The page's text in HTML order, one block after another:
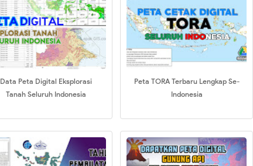
Data Peta Digital Eksplorasi
Tanah Seluruh Indonesia
Peta TORA Terbaru Lengkap Se-
Indonesia